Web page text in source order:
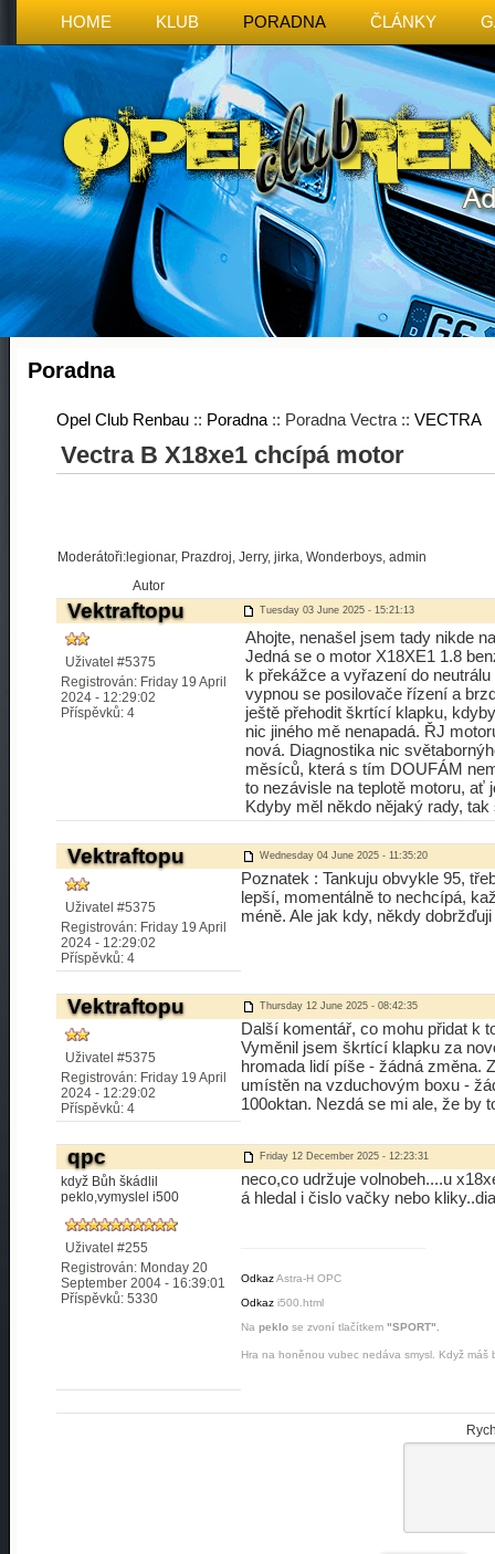
HOME KLUB PORADNA ČLÁNKY
Poradna
Opel Club Renbau :: Poradna :: Poradna Vectra :: VECTRA
Vectra B X18xe1 chcípá motor
Moderátoři:legionar, Prazdroj, Jerry, jirka, Wonderboys, admin
Autor
Vektraftopu Tuesday 03 June 2025 - 15:21:13
Uživatel #5375
Registrován: Friday 19 April
2024 - 12:29:02
Příspěvků: 4
Ahojte, nenašel jsem tady nikde
Jedná se o motor X18XE1 1.8
k překážce a vyřazení do
vypnou se posilovače řízení a
ještě přehodit škrtící klapku,
nic jiného mě nenapadá. ŘJ
nová. Diagnostika nic
měsíců, která s tím DOUFÁM
to nezávisle na teplotě motoru, ať
Kdyby měl někdo nějaký rady,
Vektraftopu Wednesday 04 June 2025 - 11:35:20
Uživatel #5375
Registrován: Friday 19 April
2024 - 12:29:02
Příspěvků: 4
Poznatek : Tankuju obvykle 95,
lepší, momentálně to nechcípá,
méně. Ale jak kdy, někdy
Vektraftopu Thursday 12 June 2025 - 08:42:35
Uživatel #5375
Registrován: Friday 19 April
2024 - 12:29:02
Příspěvků: 4
Další komentář, co mohu přidat k
Vyměnil jsem škrtící klapku za
hromada lidí píše - žádná změna.
umístěn na vzduchovým boxu -
100oktan. Nezdá se mi ale, že by
qpc Friday 12 December 2025 - 12:23:31
když Bůh škádlil
peklo,vymyslel i500
Uživatel #255
Registrován: Monday 20
September 2004 - 16:39:01
Příspěvků: 5330
neco,co udržuje volnobeh....u
á hledal i čislo vačky nebo
OdkazAstra-H OPC
Odkaz i500.html
Na peklo se zvoní tlačítkem "SPORT".
Hra na honěnou vubec nedáva smysl. Když